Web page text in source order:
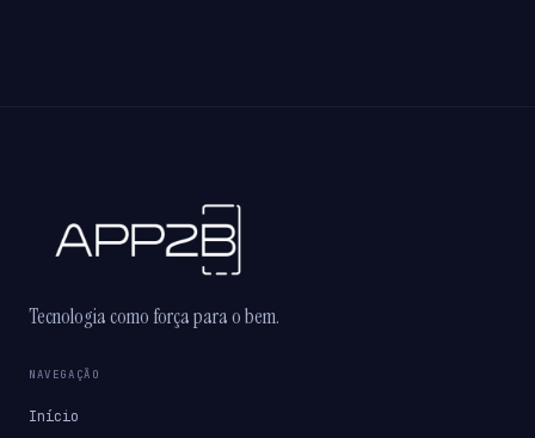
Tecnologia como força para o bem.
NAVEGAÇÃO
Início